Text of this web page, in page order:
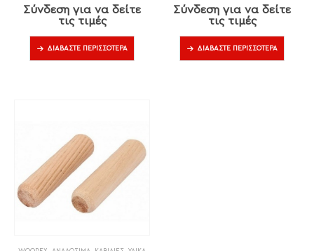
Σύνδεση για να δείτε
τις τιμές
ΔΙΑΒΆΣΤΕ ΠΕΡΙΣΣΌΤΕΡΑ
Σύνδεση για να δείτε
τις τιμές
ΔΙΑΒΆΣΤΕ ΠΕΡΙΣΣΌΤΕΡΑ